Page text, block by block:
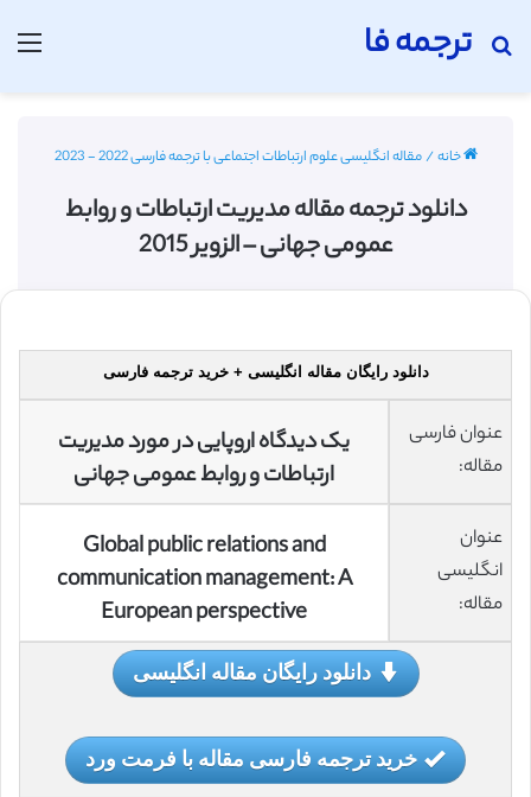
ترجمه فا
جستجو برای
خانه/مقاله انگلیسی علوم ارتباطات اجتماعی با ترجمه فارسی 2022 - 2023
دانلود ترجمه مقاله مدیریت ارتباطات و روابط
عمومی جهانی – الزویر 2015
دانلود رایگان مقاله انگلیسی + خرید ترجمه فارسی
عنوان فارسی
مقاله:
یک دیدگاه اروپایی در مورد مدیریت
ارتباطات و روابط عمومی جهانی
عنوان
انگلیسی
مقاله:
Global public relations and
communication management: A
European perspective
دانلود رایگان مقاله انگلیسی
خرید ترجمه فارسی مقاله با فرمت ورد